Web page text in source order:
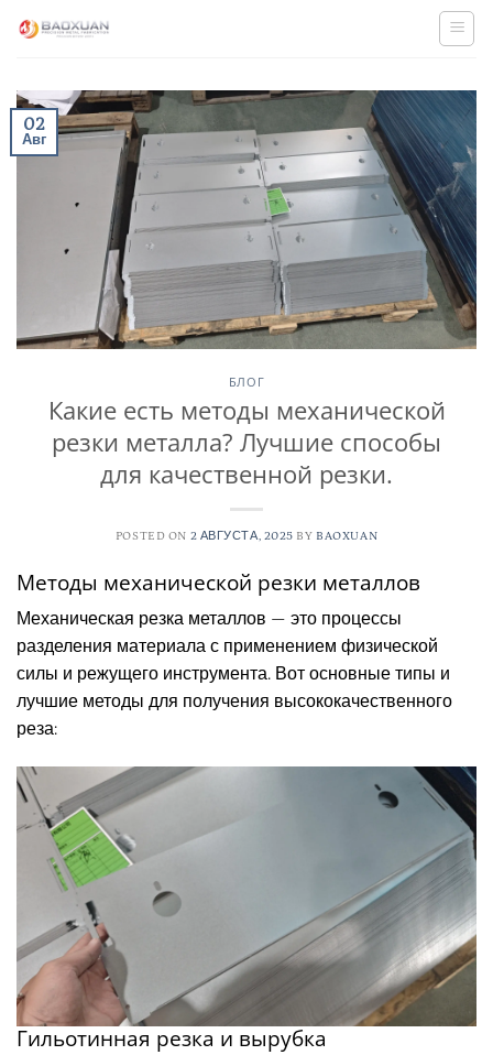
02
Авг
БЛОГ
Какие есть методы механической
резки металла? Лучшие способы
для качественной резки.
POSTED ON 2 АВГУСТА, 2025 BY BAOXUAN
Методы механической резки металлов
Механическая резка металлов — это процессы
разделения материала с применением физической
силы и режущего инструмента. Вот основные типы и
лучшие методы для получения высококачественного
реза:
Гильотинная резка и вырубка